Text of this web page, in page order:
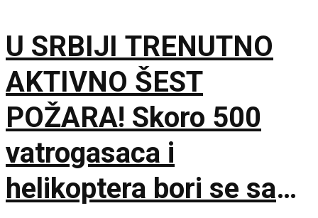
Srbi
U SRBIJI TRENUTNO
AKTIVNO ŠEST
POŽARA! Skoro 500
vatrogasaca i
helikoptera bori se sa